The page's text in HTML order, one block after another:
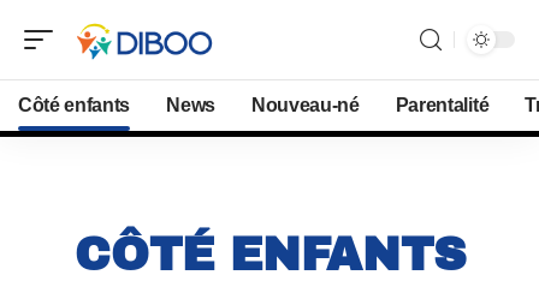
Côté enfants News Nouveau-né Parentalité
CÔTÉ ENFANTS